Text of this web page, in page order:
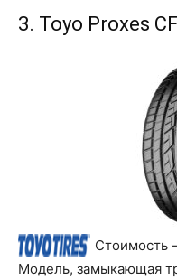
3. Toyo Proxes
Стоимость
Модель, замыкающая